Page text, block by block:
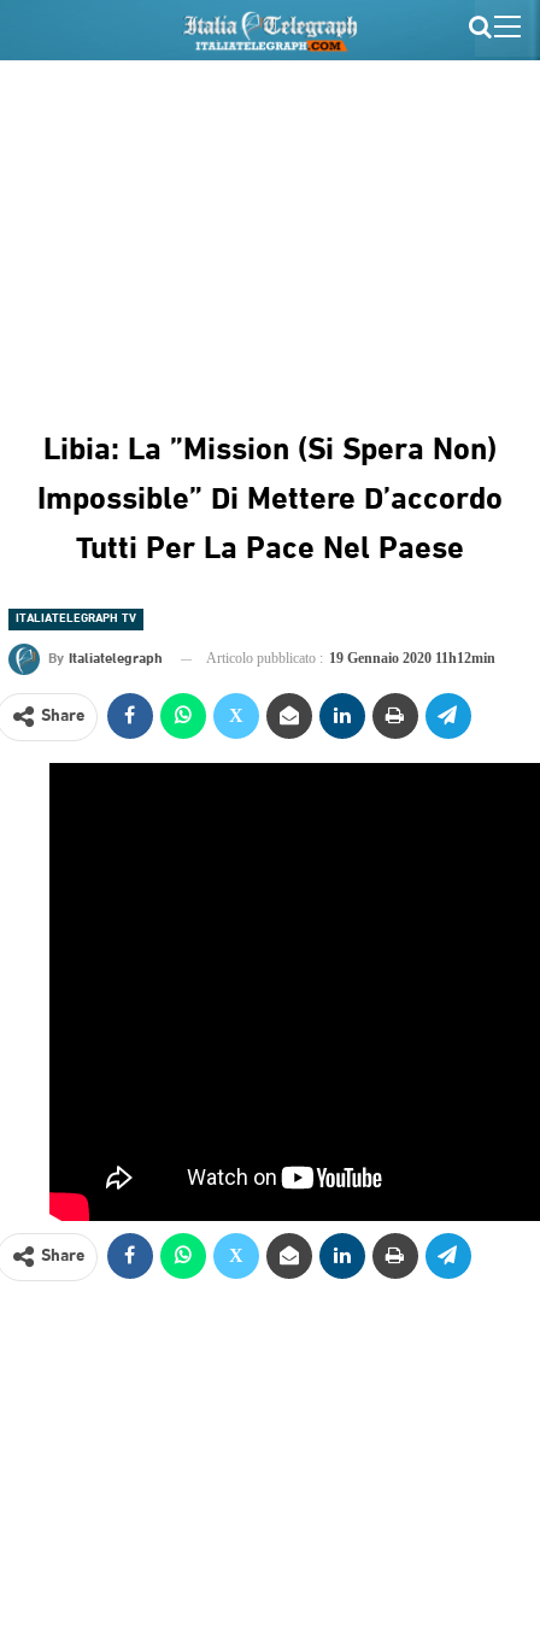
Libia: La ”mission (si Spera Non)
Impossible” Di Mettere D’accordo
Tutti Per La Pace Nel Paese
ITALIATELEGRAPH TV
By Italiatelegraph Articolo pubblicato : 19 Gennaio 2020 11h12min
Share
Share